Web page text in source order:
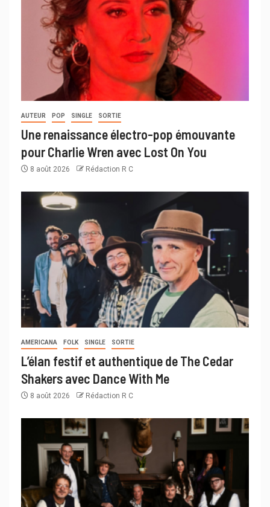
AUTEUR POP SINGLE SORTIE
Une renaissance électro-pop émouvante
pour Charlie Wren avec Lost On You
8 août 2026 Rédaction R C
AMERICANA FOLK SINGLE SORTIE
L’élan festif et authentique de The Cedar
Shakers avec Dance With Me
8 août 2026 Rédaction R C